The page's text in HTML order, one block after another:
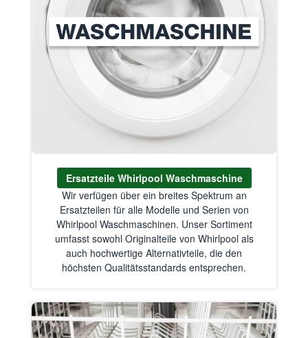
Ersatzteile Whirlpool Waschmaschine
Wir verfügen über ein breites Spektrum an
Ersatzteilen für alle Modelle und Serien von
Whirlpool Waschmaschinen. Unser Sortiment
umfasst sowohl Originalteile von Whirlpool als
auch hochwertige Alternativteile, die den
höchsten Qualitätsstandards entsprechen.